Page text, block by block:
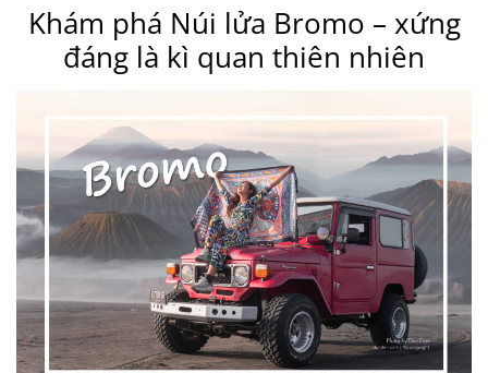
Khám phá Núi lửa Bromo – xứng
đáng là kì quan thiên nhiên